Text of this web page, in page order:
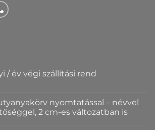
/ év végi szállítási rend
nyomtatással – névvel
2 cm-es változatban is